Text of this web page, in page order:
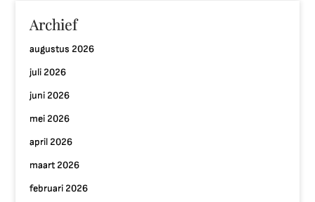
Archief
augustus 2026
juli 2026
juni 2026
mei 2026
april 2026
maart 2026
februari 2026